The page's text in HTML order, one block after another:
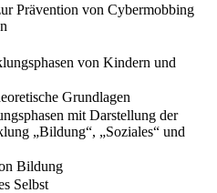
Prävention von Cybermobbing
von Kindern und
Grundlagen
mit Darstellung der
„Bildung“, „Soziales“ und
Bildung
Selbst